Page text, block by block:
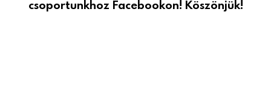
csoportunkhoz Facebookon! Köszönjük!